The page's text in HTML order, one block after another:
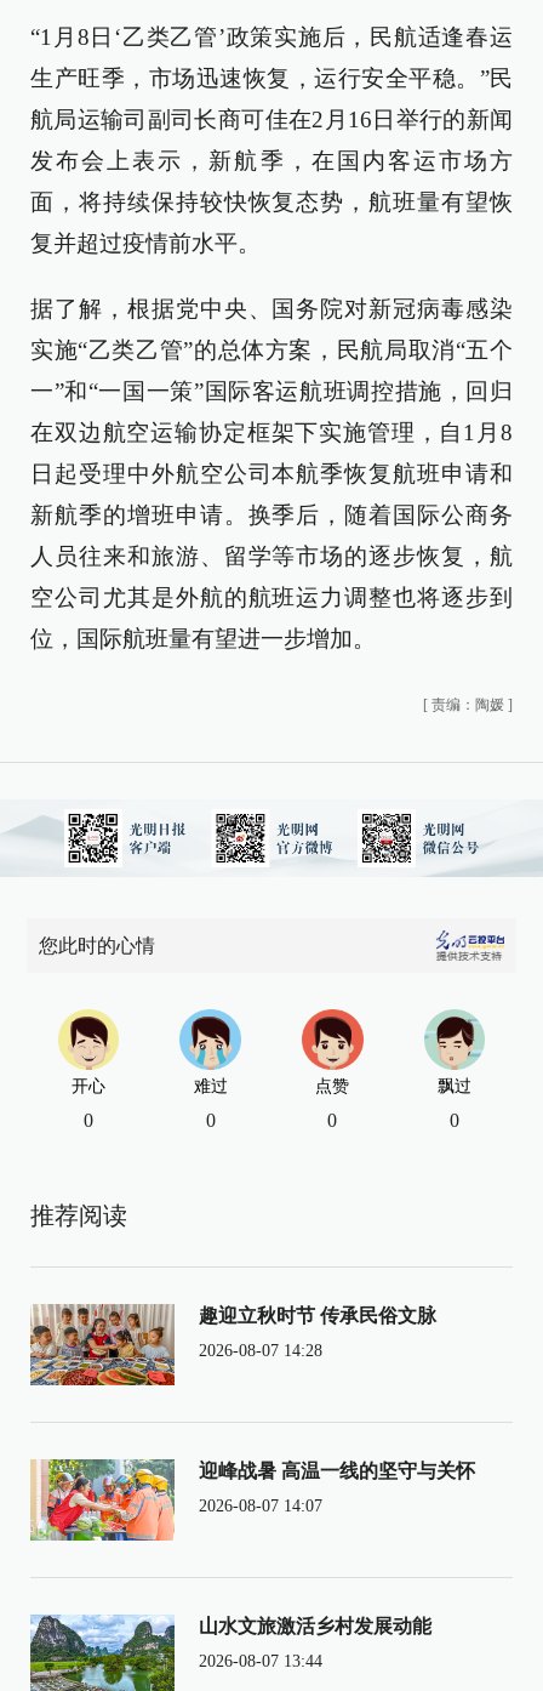
“1月8日‘乙类乙管’政策实施后，民航适逢春运
生产旺季，市场迅速恢复，运行安全平稳。”民
航局运输司副司长商可佳在2月16日举行的新闻
发布会上表示，新航季，在国内客运市场方
面，将持续保持较快恢复态势，航班量有望恢
复并超过疫情前水平。
据了解，根据党中央、国务院对新冠病毒感染
实施“乙类乙管”的总体方案，民航局取消“五个
一”和“一国一策”国际客运航班调控措施，回归
在双边航空运输协定框架下实施管理，自1月8
日起受理中外航空公司本航季恢复航班申请和
新航季的增班申请。换季后，随着国际公商务
人员往来和旅游、留学等市场的逐步恢复，航
空公司尤其是外航的航班运力调整也将逐步到
位，国际航班量有望进一步增加。
[ 责编：陶媛 ]
您此时的心情
开心
0
难过
0
点赞
0
飘过
0
推荐阅读
趣迎立秋时节 传承民俗文脉
2026-08-07 14:28
迎峰战暑 高温一线的坚守与关怀
2026-08-07 14:07
山水文旅激活乡村发展动能
2026-08-07 13:44